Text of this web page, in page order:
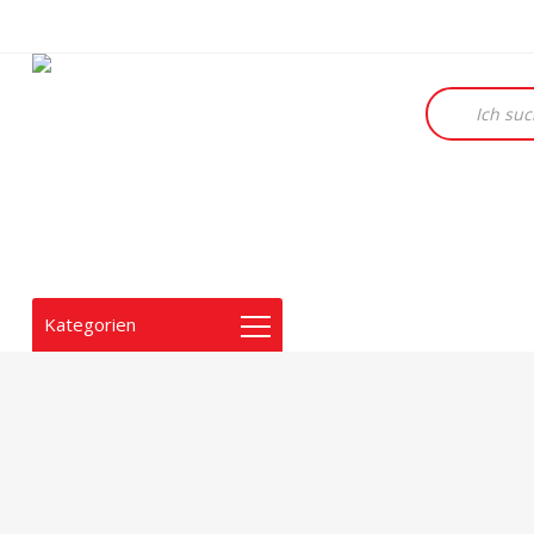
Products
search
Kategorien